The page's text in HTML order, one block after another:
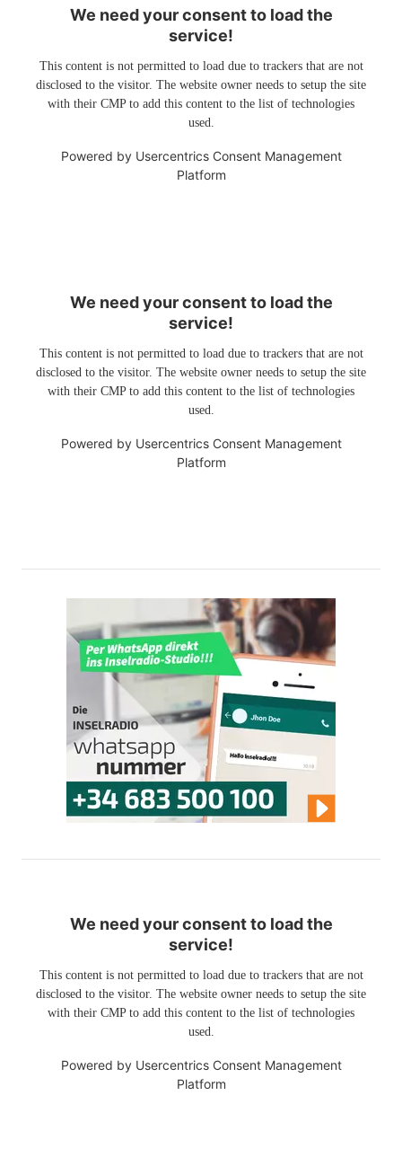
We need your consent to load the
service!
This content is not permitted to load due to trackers that are not
disclosed to the visitor. The website owner needs to setup the site
with their CMP to add this content to the list of technologies
used.
Powered by Usercentrics Consent Management
Platform
We need your consent to load the
service!
This content is not permitted to load due to trackers that are not
disclosed to the visitor. The website owner needs to setup the site
with their CMP to add this content to the list of technologies
used.
Powered by Usercentrics Consent Management
Platform
We need your consent to load the
service!
This content is not permitted to load due to trackers that are not
disclosed to the visitor. The website owner needs to setup the site
with their CMP to add this content to the list of technologies
used.
Powered by Usercentrics Consent Management
Platform